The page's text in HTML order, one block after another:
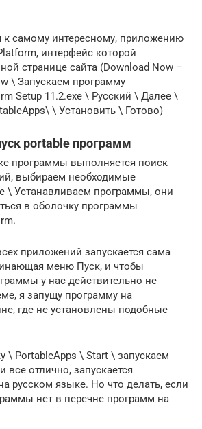
к самому интересному, приложению
интерфейс которой
странице сайта (Download Now –
\ Запускаем программу
Setup 11.2.exe \ Русский \ Далее \
\ Установить \ Готово)
portable программ
программы выполняется поиск
выбираем необходимые
\ Устанавливаем программы, они
в оболочку программы
приложений запускается сама
меню Пуск, и чтобы
у нас действительно не
я запущу программу на
где не установлены подобные
\ PortableApps \ Start \ запускаем
отлично, запускается
русском языке. Но что делать, если
нет в перечне программ на